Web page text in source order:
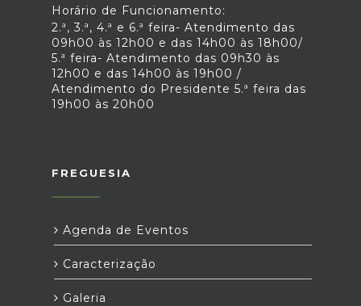
Horário de Funcionamento:
2.ª, 3.ª, 4.ª e 6.ª feira- Atendimento das
09h00 às 12h00 e das 14h00 às 18h00/
5.ª feira- Atendimento das 09h30 às
12h00 e das 14h00 às 19h00 /
Atendimento do Presidente 5.ª feira das
19h00 às 20h00
FREGUESIA
Agenda de Eventos
Caracterização
Galeria